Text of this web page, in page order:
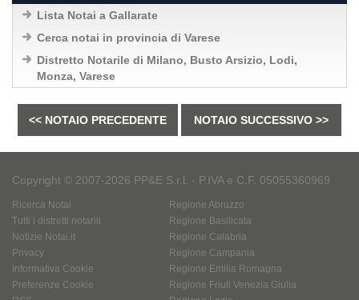
Lista Notai a Gallarate
Cerca notai in provincia di Varese
Distretto Notarile di Milano, Busto Arsizio, Lodi,
Monza, Varese
<< NOTAIO PRECEDENTE NOTAIO SUCCESSIVO >>
Copyright © 2007-2026 PP&E S.r.l. - P.IVA e C.F. 05055360969
Ricerca Notai
Tutti i distretti notarili
Notizie Notai.it
Privacy
Informativa Cookie
Preferenze Cookie
Regione Abruzzo
Regione Basilicata
Regione Calabria
Regione Campania
Regione Emilia Romagna
Regione Friuli Venezia Giulia